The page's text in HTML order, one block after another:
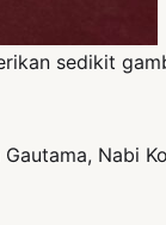
sedikit
Nabi